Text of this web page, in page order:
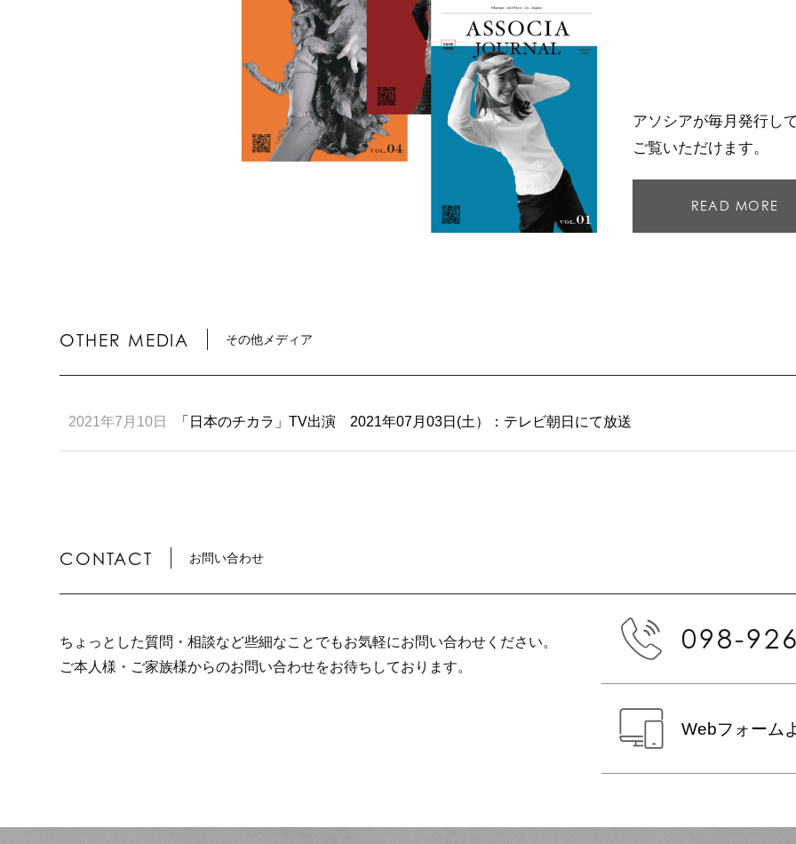
アソシアが毎月発行し
ご覧いただけます。
READ MORE
OTHER MEDIA その他メディア
2021年7月10日 「日本のチカラ」TV出演 2021年07月03日(土）：テレビ朝日にて放送
CONTACT お問い合わせ
ちょっとした質問・相談など些細なことでもお気軽にお問い合わせください。
ご本人様・ご家族様からのお問い合わせをお待ちしております。
098-
Webフォーム